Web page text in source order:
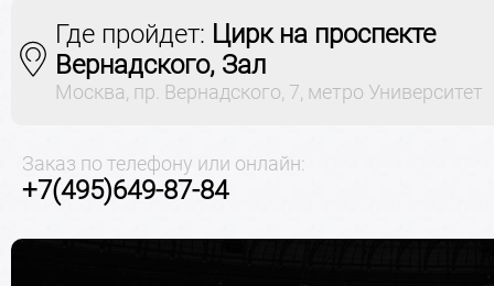
Где пройдет: Цирк на проспекте
Вернадского, Зал
Москва, пр. Вернадского, 7, метро Университет
Заказ по телефону или онлайн:
+7(495)649-87-84